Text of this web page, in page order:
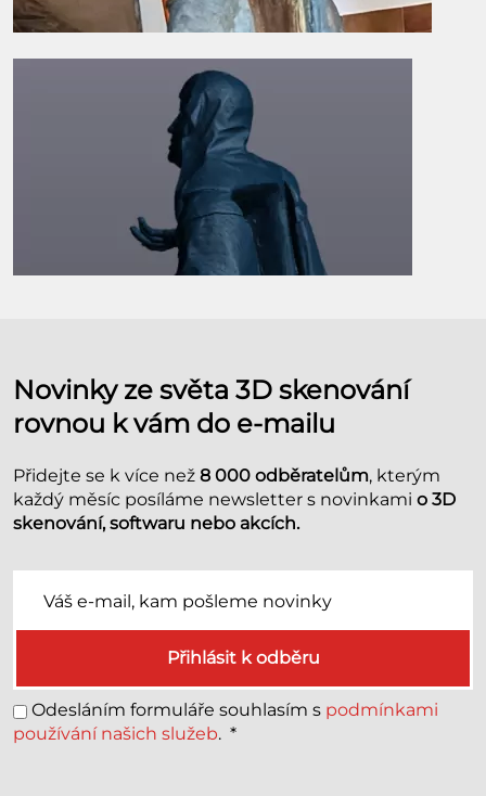
Novinky ze světa 3D skenování
rovnou k vám do e-mailu
Přidejte se k více než 8 000 odběratelům, kterým
každý měsíc posíláme newsletter s novinkami o 3D
skenování, softwaru nebo akcích.
Přihlásit k odběru
Odesláním formuláře souhlasím s podmínkami
používání našich služeb. *